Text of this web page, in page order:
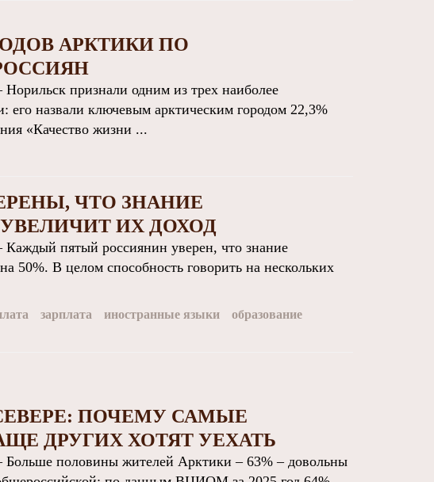
АРКТИКИ ПО
признали одним из трех наиболее
его назвали ключевым арктическим городом 22,3%
«Качество жизни ...
ЧТО ЗНАНИЕ
ИХ ДОХОД
пятый россиянин уверен, что знание
50%. В целом способность говорить на нескольких
зарплата иностранные языки
образование
ПОЧЕМУ САМЫЕ
ДРУГИХ ХОТЯТ УЕХАТЬ
половины жителей Арктики – 63% – довольны